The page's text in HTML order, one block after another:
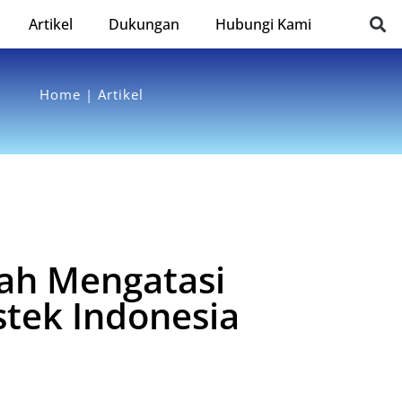
Artikel Dukungan Hubungi Kami
Home | Artikel
Mengatasi
Indonesia